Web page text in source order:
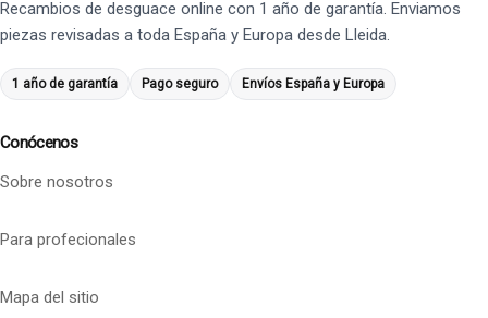
Recambios de desguace online con 1 año de garantía. Enviamos
piezas revisadas a toda España y Europa desde Lleida.
1 año de garantía Pago seguro Envíos España y Europa
Conócenos
Sobre nosotros
Para profecionales
Mapa del sitio